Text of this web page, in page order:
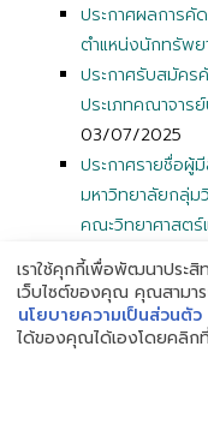
ประกาศผลการคั
ตำแหน่งนักทรัพ
ประกาศรับสมัคร
ประเภทคณาจาร
03/07/2025
ประกาศรายชื่อผู้
มหาวิทยาลัยกลุ่ม
คณะวิทยาศาสตร์
ประกาศรายชื่อผู้มี
(สัมภาษณ์) ตำแ
ประกาศรับสมัคร
ประเภทคณาจาร
เราใช้คุกกี้เพื่อพัฒนาประ
เว็บไซต์ของคุณ คุณสามา
นโยบายความเป็นส่วนตัว
ได้ของคุณได้เองโดยคลิก